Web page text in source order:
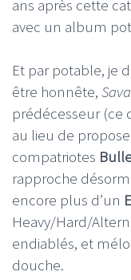
ans après cette
avec un album
Et par potable, je
être honnête,
prédécesseur (ce
au lieu de
compatriotes
rapproche
encore plus d’un
Heavy/Hard/
endiablés, et
douche.